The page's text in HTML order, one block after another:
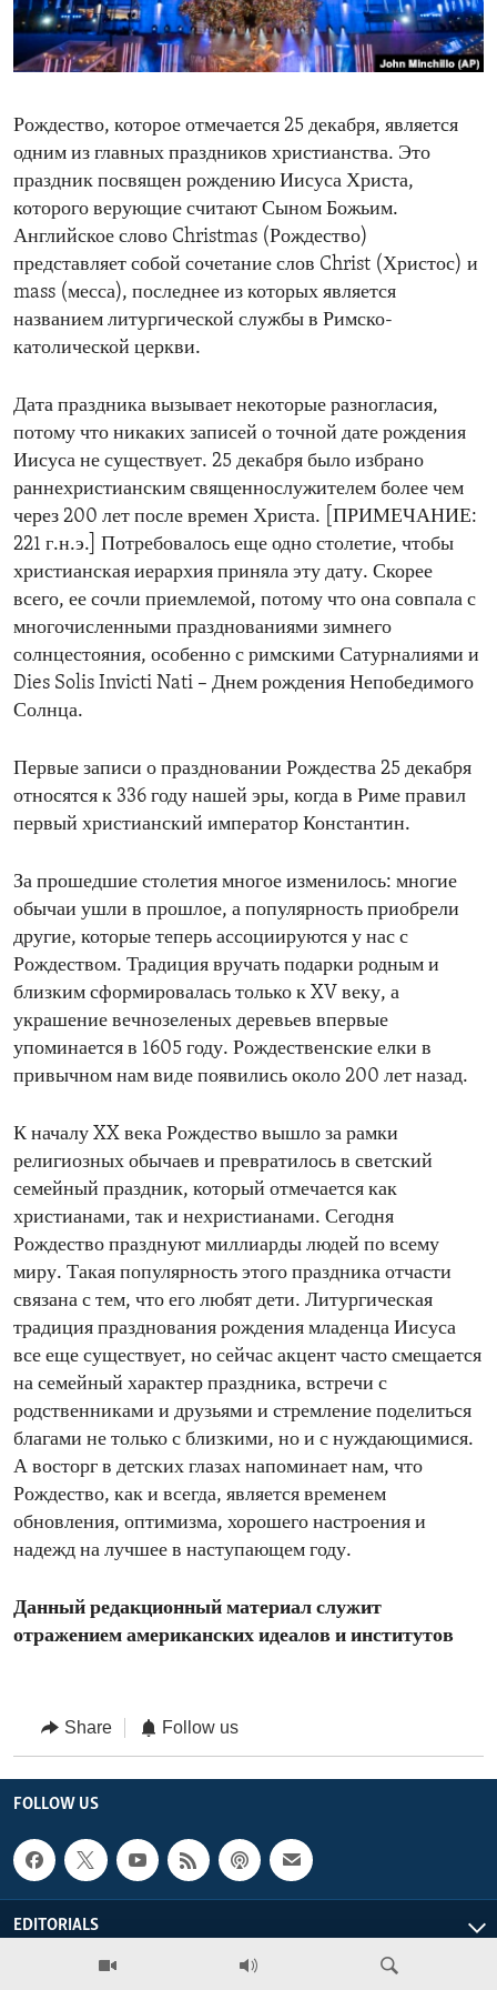
ENVIRONMENT AND HEALTH
IDEALS AND INSTITUTIONS
Рождество, которое отмечается 25 декабря, является
одним из главных праздников христианства. Это
праздник посвящен рождению Иисуса Христа,
которого верующие считают Сыном Божьим.
Английское слово Christmas (Рождество)
представляет собой сочетание слов Christ (Христос) и
mass (месса), последнее из которых является
названием литургической службы в Римско-
католической церкви.
Дата праздника вызывает некоторые разногласия,
потому что никаких записей о точной дате рождения
Иисуса не существует. 25 декабря было избрано
раннехристианским священнослужителем более чем
через 200 лет после времен Христа. [ПРИМЕЧАНИЕ:
221 г.н.э.] Потребовалось еще одно столетие, чтобы
христианская иерархия приняла эту дату. Скорее
всего, ее сочли приемлемой, потому что она совпала с
многочисленными празднованиями зимнего
солнцестояния, особенно с римскими Сатурналиями и
Dies Solis Invicti Nati – Днем рождения Непобедимого
Солнца.
Первые записи о праздновании Рождества 25 декабря
относятся к 336 году нашей эры, когда в Риме правил
первый христианский император Константин.
За прошедшие столетия многое изменилось: многие
обычаи ушли в прошлое, а популярность приобрели
другие, которые теперь ассоциируются у нас с
Рождеством. Традиция вручать подарки родным и
близким сформировалась только к XV веку, а
украшение вечнозеленых деревьев впервые
упоминается в 1605 году. Рождественские елки в
привычном нам виде появились около 200 лет назад.
К началу XX века Рождество вышло за рамки
религиозных обычаев и превратилось в светский
семейный праздник, который отмечается как
христианами, так и нехристианами. Сегодня
Рождество празднуют миллиарды людей по всему
миру. Такая популярность этого праздника отчасти
связана с тем, что его любят дети. Литургическая
традиция празднования рождения младенца Иисуса
все еще существует, но сейчас акцент часто смещается
на семейный характер праздника, встречи с
родственниками и друзьями и стремление поделиться
благами не только с близкими, но и с нуждающимися.
А восторг в детских глазах напоминает нам, что
Рождество, как и всегда, является временем
обновления, оптимизма, хорошего настроения и
надежд на лучшее в наступающем году.
Данный редакционный материал служит
отражением американских идеалов и институтов
Share Follow us
FOLLOW US
EDITORIALS